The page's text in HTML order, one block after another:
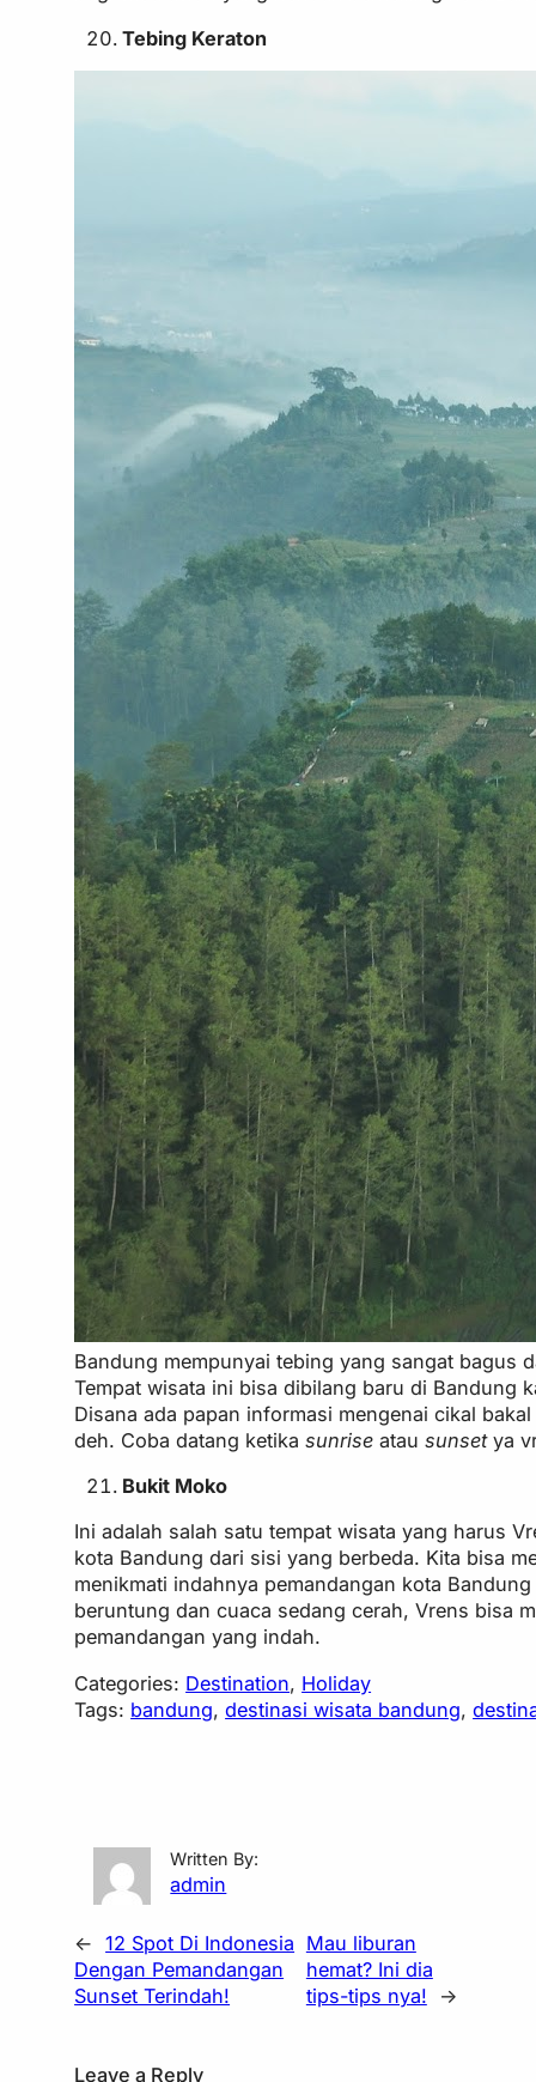
Tebing Keraton
Bandung mempunyai tebing yang sangat bagus
Tempat wisata ini bisa dibilang baru di Bandung
Disana ada papan informasi mengenai cikal
deh. Coba datang ketikasunrise atausunsetya
Bukit Moko
Ini adalah salah satu tempat wisata yang harus
kota Bandung dari sisi yang berbeda. Kita bisa
menikmati indahnya pemandangan kota
beruntung dan cuaca sedang cerah, Vrens bisa
pemandangan yang indah.
Categories: Destination, Holiday
Tags: bandung, destinasi wisata bandung,
Written By:
admin
←
12 Spot Di Indonesia
Dengan Pemandangan
Sunset Terindah!
Mau liburan
hemat? Ini dia
tips-tips nya!
→
Leave a Reply